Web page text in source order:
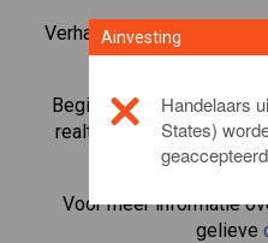
Verhandel meer dan
het CFD-
Begin met het handelen
realtime koersen en
aandeel
Voor meer informatie
gelieve
Ainvesting
Handelaars
States)